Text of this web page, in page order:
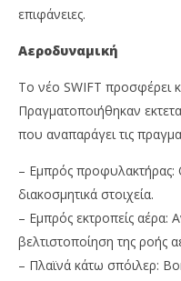
επιφάνειες.
Αεροδυναμική
Το νέο SWIFT προσφέρει
Πραγματοποιήθηκαν
που αναπαράγει τις
– Εμπρός
διακοσμητικά στοιχεία.
– Εμπρός εκτροπείς αέρα:
βελτιστοποίηση της ροής
– Πλαϊνά κάτω σπόιλερ: